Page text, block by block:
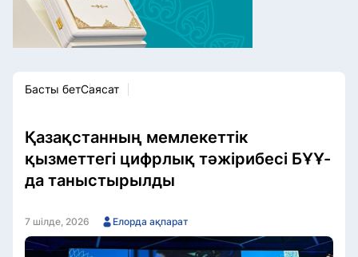
Спорт
Мәдениет
Басты бетСаясат
Қазақстанның мемлекеттік
қызметтегі цифрлық тәжірибесі БҰҰ-
да таныстырылды
7 шілде, 2026 Елорда ақпарат